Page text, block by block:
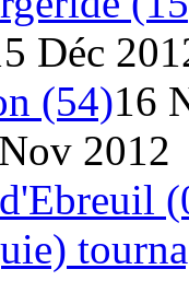
Déc
(54)16
2012